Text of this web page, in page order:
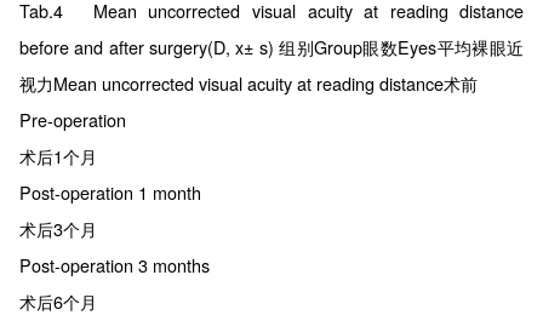
Tab.4 Mean uncorrected visual acuity at reading distance
before and after surgery(D, x± s) 组别Group眼数Eyes平均裸眼近
视力Mean uncorrected visual acuity at reading distance术前
Pre-operation
术后1个月
Post-operation 1 month
术后3个月
Post-operation 3 months
术后6个月